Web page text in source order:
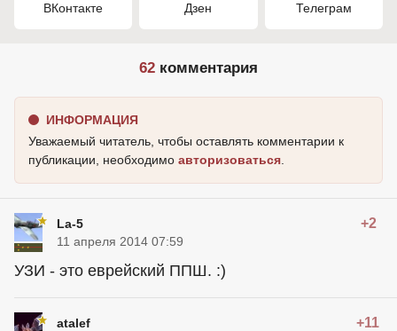
ВКонтакте Дзен Телеграм
62 комментария
ИНФОРМАЦИЯ
Уважаемый читатель, чтобы оставлять комментарии к
публикации, необходимо авторизоваться
La-5 +2
11 апреля 2014 07:59
УЗИ - это еврейский ППШ. :)
atalef +11